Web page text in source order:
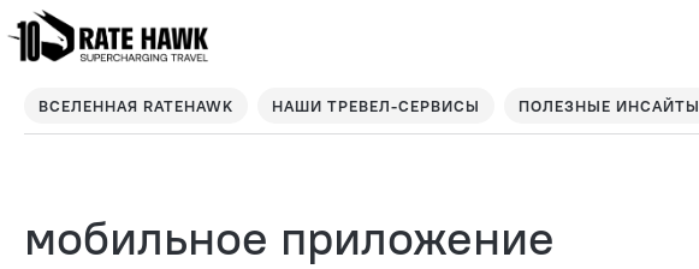
ВСЕЛЕННАЯ RATEHAWK НАШИ ТРЕВЕЛ-СЕРВИСЫ ПОЛЕЗНЫЕ ИНСАЙТЫ
мобильное приложение